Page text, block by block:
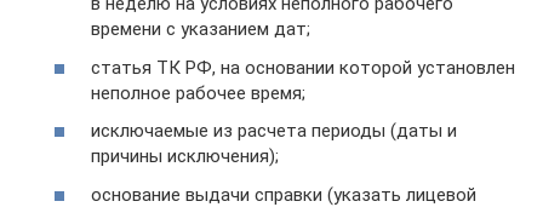
времени с указанием дат;
статья ТК РФ, на основании которой установлен
неполное рабочее время;
исключаемые из расчета периоды (даты и
причины исключения);
основание выдачи справки (указать лицевой